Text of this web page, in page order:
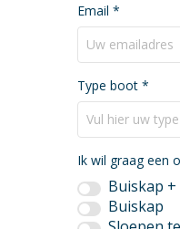
Email *
Type boot *
Ik wil graag een
Buiskap
Buiskap